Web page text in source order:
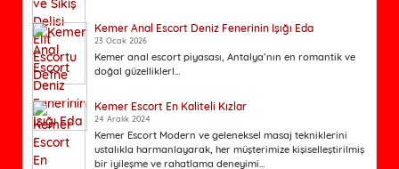
Kemer Anal Escort Deniz Fenerinin Işığı Eda
23 Ocak 2026
Kemer anal escort piyasası, Antalya’nın en romantik ve
doğal güzelliklerl...
Kemer Escort En Kaliteli Kızlar
24 Aralık 2024
Kemer Escort Modern ve geleneksel masaj tekniklerini
ustalıkla harmanlayarak, her müşterimize kişiselleştirilmiş
bir iyileşme ve rahatlama deneyimi...